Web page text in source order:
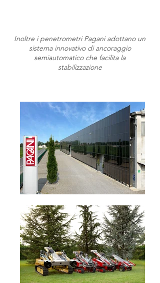
Inoltre i penetrometri Pagani adottano un
sistema innovativo di ancoraggio
semiautomatico che facilita la
stabilizzazione